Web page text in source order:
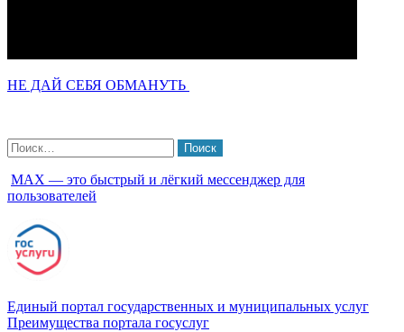
НЕ ДАЙ СЕБЯ ОБМАНУТЬ
Найти:
МАХ — это быстрый и лёгкий мессенджер для
пользователей
Единый портал государственных и муниципальных услуг
Преимущества портала госуслуг